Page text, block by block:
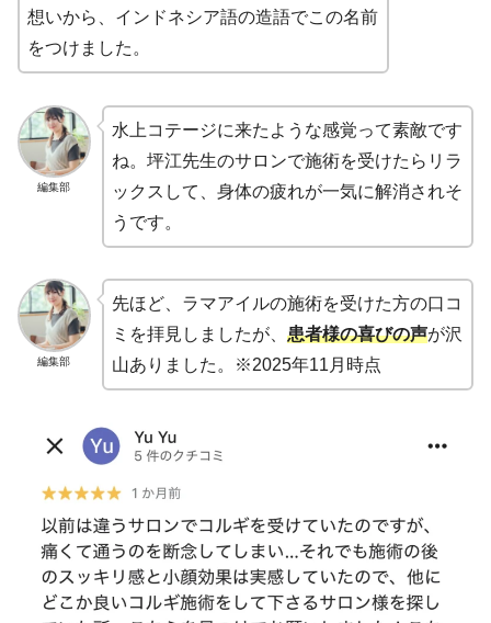
想いから、インドネシア語の造語でこの名前
をつけました。
編集部
水上コテージに来たような感覚って素敵です
ね。坪江先生のサロンで施術を受けたらリラ
ックスして、身体の疲れが一気に解消されそ
うです。
編集部
先ほど、ラマアイルの施術を受けた方の口コ
ミを拝見しましたが、 患者様の喜びの声が沢
山ありました。※2025年11月時点